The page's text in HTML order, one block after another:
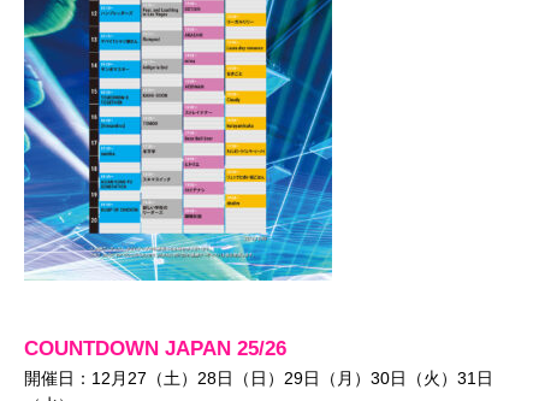
COUNTDOWN JAPAN 25/26
開催日：12月27（土）28日（日）29日（月）30日（火）31日